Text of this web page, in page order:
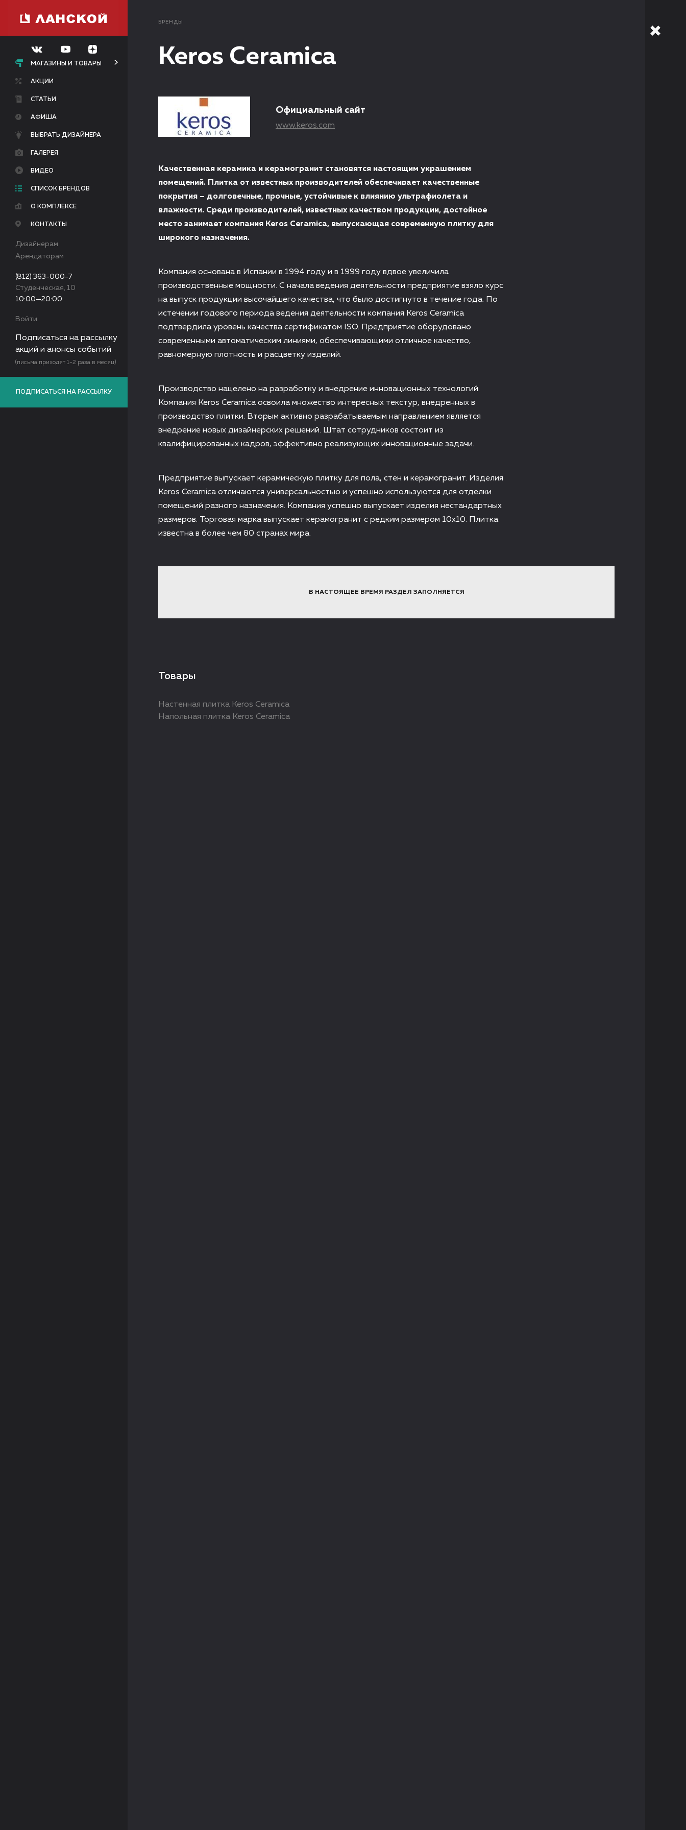
МАГАЗИНЫ И ТОВАРЫ
АКЦИИ
СТАТЬИ
АФИША
ВЫБРАТЬ ДИЗАЙНЕРА
ГАЛЕРЕЯ
ВИДЕО
СПИСОК БРЕНДОВ
О КОМПЛЕКСЕ
КОНТАКТЫ
Дизайнерам
Арендаторам
(812) 363-000-7
Студенческая, 10
10:00—20:00
Войти
Подписаться на рассылку
акций и анонсы событий
(письма приходят 1-2 раза в месяц)
ПОДПИСАТЬСЯ НА РАССЫЛКУ
БРЕНДЫ
Keros Ceramica
Официальный сайт
www.keros.com
Качественная керамика и керамогранит становятся настоящим украшением
помещений. Плитка от известных производителей обеспечивает качественные
покрытия – долговечные, прочные, устойчивые к влиянию ультрафиолета и
влажности. Среди производителей, известных качеством продукции, достойное
место занимает компания Keros Ceramica, выпускающая современную плитку для
широкого назначения.
Компания основана в Испании в 1994 году и в 1999 году вдвое увеличила
производственные мощности. С начала ведения деятельности предприятие взяло курс
на выпуск продукции высочайшего качества, что было достигнуто в течение года. По
истечении годового периода ведения деятельности компания Keros Ceramica
подтвердила уровень качества сертификатом ISO. Предприятие оборудовано
современными автоматическим линиями, обеспечивающими отличное качество,
равномерную плотность и расцветку изделий.
Производство нацелено на разработку и внедрение инновационных технологий.
Компания Keros Ceramica освоила множество интересных текстур, внедренных в
производство плитки. Вторым активно разрабатываемым направлением является
внедрение новых дизайнерских решений. Штат сотрудников состоит из
квалифицированных кадров, эффективно реализующих инновационные задачи.
Предприятие выпускает керамическую плитку для пола, стен и керамогранит. Изделия
Keros Ceramica отличаются универсальностью и успешно используются для отделки
помещений разного назначения. Компания успешно выпускает изделия нестандартных
размеров. Торговая марка выпускает керамогранит с редким размером 10х10. Плитка
известна в более чем 80 странах мира.
В НАСТОЯЩЕЕ ВРЕМЯ РАЗДЕЛ ЗАПОЛНЯЕТСЯ
Товары
Настенная плитка Keros Ceramica
Напольная плитка Keros Ceramica